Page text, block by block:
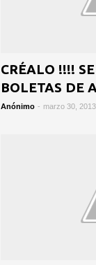
CRÉALO !!!!
BOLETAS DE
Anónimo - marzo 30, 2013